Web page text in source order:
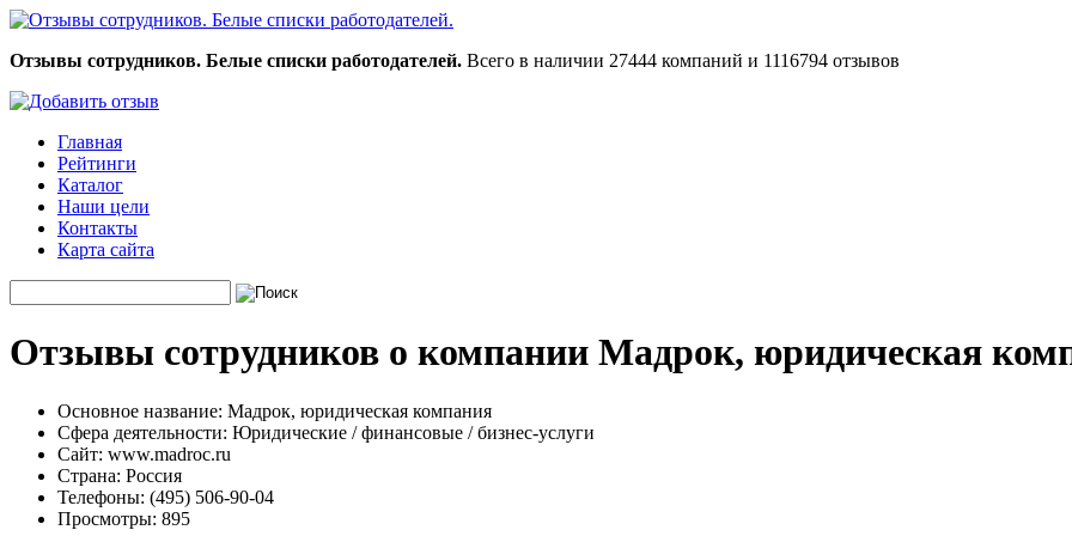
Отзывы сотрудников. Белые списки работодателей. Всего в наличии 27444 компаний и 1116794 отзывов
Главная
Рейтинги
Каталог
Наши цели
Контакты
Карта сайта
Отзывы сотрудников о компании Мадрок, юридическая
Основное название: Мадрок, юридическая компания
Сфера деятельности: Юридические / финансовые / бизнес-услуги
Сайт: www.madroc.ru
Страна: Россия
Телефоны: (495) 506-90-04
Просмотры: 895